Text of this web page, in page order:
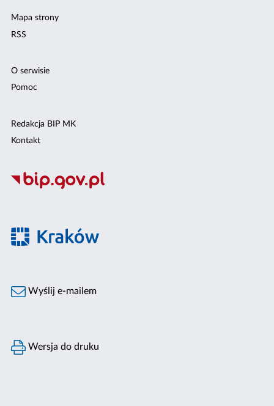
Mapa strony
RSS
O serwisie
Pomoc
Redakcja BIP MK
Kontakt
Wyślij e-mailem
Wersja do druku